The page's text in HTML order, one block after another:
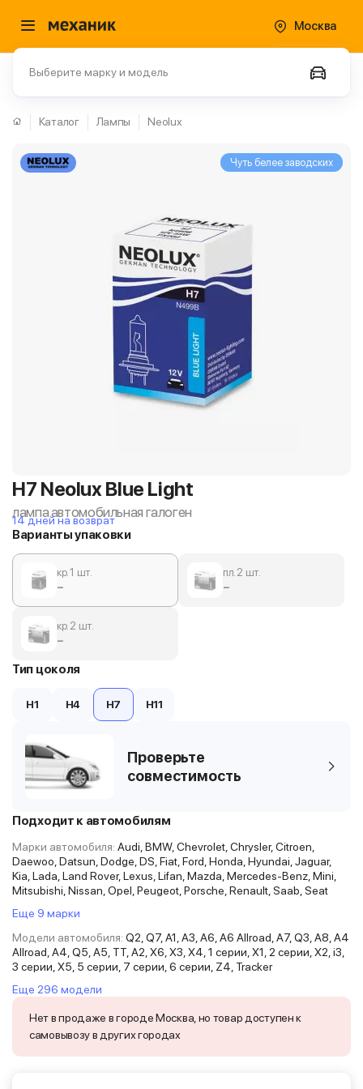
Москва
Выберите марку и модель
Каталог Лампы Neolux
Чуть белее заводских
H7 Neolux Blue Light
лампа автомобильная галоген
14 дней на возврат
Варианты упаковки
кр. 1 шт.
−
пл. 2 шт.
−
кр. 2 шт.
−
Тип цоколя
H1 H4 H7 H11
Проверьте
совместимость
Подходит к автомобилям
Марки автомобиля: Audi, BMW, Chevrolet, Chrysler, Citroen,
Daewoo, Datsun, Dodge, DS, Fiat, Ford, Honda, Hyundai, Jaguar,
Kia, Lada, Land Rover, Lexus, Lifan, Mazda, Mercedes-Benz, Mini,
Mitsubishi, Nissan, Opel, Peugeot, Porsche, Renault, Saab, Seat
Еще 9 марки
Модели автомобиля: Q2, Q7, A1, A3, A6, A6 Allroad, A7, Q3, A8, A4
Allroad, A4, Q5, A5, TT, A2, X6, X3, X4, 1 серии, X1, 2 серии, X2, i3,
3 серии, X5, 5 серии, 7 серии, 6 серии, Z4, Tracker
Еще 296 модели
Нет в продаже в городе Москва, но товар доступен к
самовывозу в других городах